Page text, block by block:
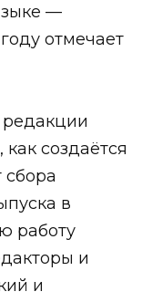
—
отмечает
редакции
создаётся
в
работу
и
и